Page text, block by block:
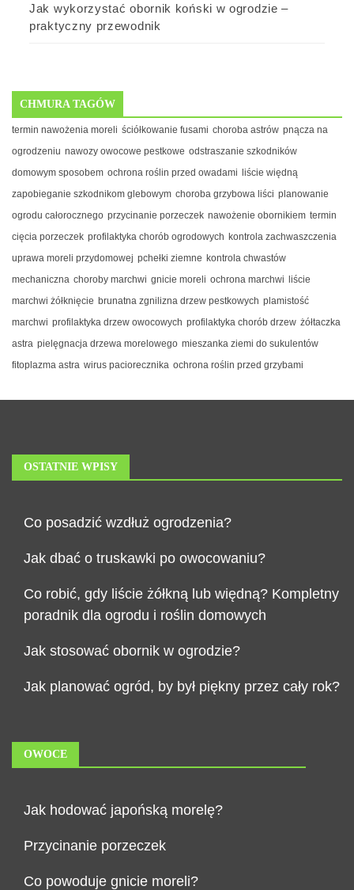
Jak wykorzystać obornik koński w ogrodzie –
praktyczny przewodnik
CHMURA TAGÓW
termin nawożenia moreli ściółkowanie fusami choroba astrów pnącza na
ogrodzeniu nawozy owocowe pestkowe odstraszanie szkodników
domowym sposobem ochrona roślin przed owadami liście więdną
zapobieganie szkodnikom glebowym choroba grzybowa liści planowanie
ogrodu całorocznego przycinanie porzeczek nawożenie obornikiem termin
cięcia porzeczek profilaktyka chorób ogrodowych kontrola zachwaszczenia
uprawa moreli przydomowej pchełki ziemne kontrola chwastów
mechaniczna choroby marchwi gnicie moreli ochrona marchwi liście
marchwi żółknięcie brunatna zgnilizna drzew pestkowych plamistość
marchwi profilaktyka drzew owocowych profilaktyka chorób drzew żółtaczka
astra pielęgnacja drzewa morelowego mieszanka ziemi do sukulentów
fitoplazma astra wirus paciorecznika ochrona roślin przed grzybami
OSTATNIE WPISY
Co posadzić wzdłuż ogrodzenia?
Jak dbać o truskawki po owocowaniu?
Co robić, gdy liście żółkną lub więdną? Kompletny
poradnik dla ogrodu i roślin domowych
Jak stosować obornik w ogrodzie?
Jak planować ogród, by był piękny przez cały rok?
OWOCE
Jak hodować japońską morelę?
Przycinanie porzeczek
Co powoduje gnicie moreli?